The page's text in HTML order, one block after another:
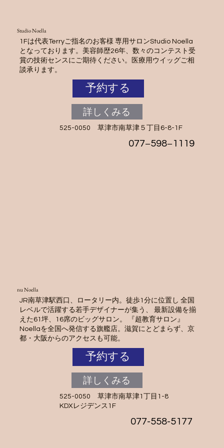
Studio Noella
1Fは代表Terryご指名のお客様 専用サロンStudio Noella
となっております。美容師歴26年、数々のコンテスト受
賞の技術センスにご期待ください。医療用ウイッグご相
談承ります。
詳しくみる
予約する
525-0050 草津市南草津５丁目6-8-1F
077−598−1119
nu Noella
JR南草津駅西口、ロータリー内。徒歩1分に位置し 全国
レベルで活躍する若手デザイナーが集う、 最新設備を揃
えた61坪、16席のビッグサロン。 『超教育サロン』
Noellaを全国へ発信する旗艦店。滋賀にとどまらず、京
都・大阪からのアクセスも可能。
詳しくみる
予約する
525-0050 草津市南草津1丁目1-8
KDXレジデンス1F
077-558-5177